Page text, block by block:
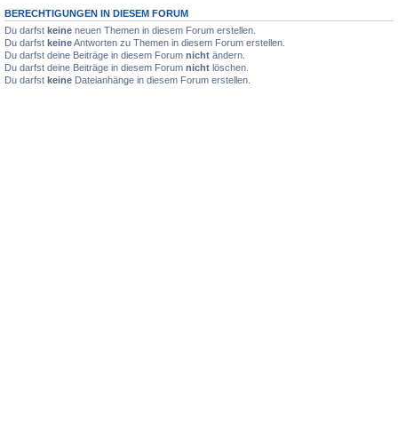
BERECHTIGUNGEN IN DIESEM FORUM
Du darfst keine neuen Themen in diesem Forum erstellen.
Du darfst keineAntworten zu Themen in diesem Forum erstellen.
Du darfst deine Beiträge in diesem Forum nicht ändern.
Du darfst deine Beiträge in diesem Forum nicht löschen.
Du darfst keine Dateianhänge in diesem Forum erstellen.